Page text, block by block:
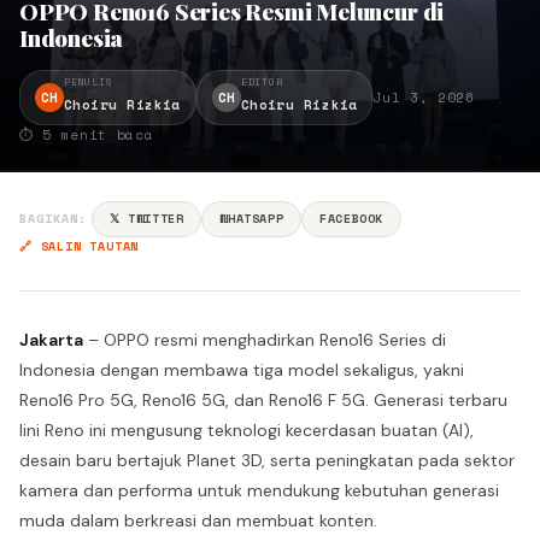
OPPO Reno16 Series Resmi Meluncur di
Indonesia
CH
PENULIS
Choiru Rizkia CH
EDITOR
Choiru Rizkia
Jul 3, 2026
⏱ 5 menit baca
BAGIKAN: 𝕏 TWITTER WHATSAPP
FACEBOOK
🔗 SALIN TAUTAN
Jakarta – OPPO resmi menghadirkan Reno16 Series di
Indonesia dengan membawa tiga model sekaligus, yakni
Reno16 Pro 5G, Reno16 5G, dan Reno16 F 5G. Generasi terbaru
lini Reno ini mengusung teknologi kecerdasan buatan (AI),
desain baru bertajuk Planet 3D, serta peningkatan pada sektor
kamera dan performa untuk mendukung kebutuhan generasi
muda dalam berkreasi dan membuat konten.